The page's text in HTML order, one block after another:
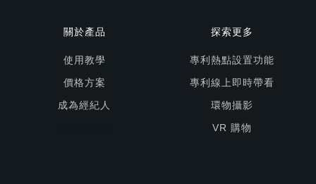
關於產品
使用教學
價格方案
成為經紀人
探索更多
專利熱點設置功能
專利線上即時帶看
環物攝影
VR 購物